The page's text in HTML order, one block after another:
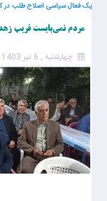
یک فعال سیاسی اصلاح طلب در
مردم نمی‌بایست فریب
چهارشنبه , 6 تیر 1403